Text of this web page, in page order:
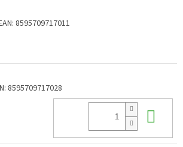
8595709717011
8595709717028